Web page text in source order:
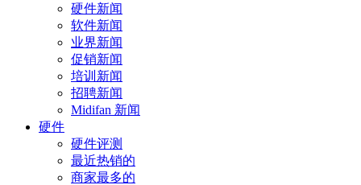
硬件新闻
软件新闻
业界新闻
促销新闻
培训新闻
招聘新闻
Midifan 新闻
硬件
硬件评测
最近热销的
商家最多的